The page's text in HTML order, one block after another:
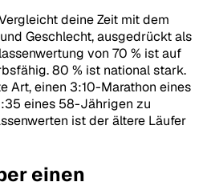
deine Zeit mit dem
Geschlecht, ausgedrückt als
von 70 % ist auf
80 % ist national stark.
Art, einen 3:10-Marathon eines
eines 58-Jährigen zu
ist der ältere Läufer
einen